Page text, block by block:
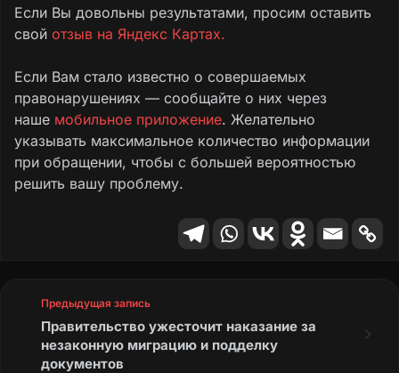
Если Вы довольны результатами, просим оставить
свой отзыв на Яндекс Картах.
Если Вам стало известно о совершаемых
правонарушениях — сообщайте о них через
наше мобильное приложение. Желательно
указывать максимальное количество информации
при обращении, чтобы с большей вероятностью
решить вашу проблему.
Предыдущая запись
Правительство ужесточит наказание за
незаконную миграцию и подделку
документов